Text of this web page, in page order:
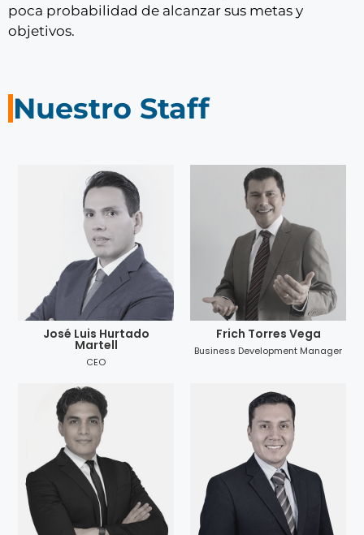
poca probabilidad de alcanzar sus metas y
objetivos.
Nuestro Staff
José Luis Hurtado
Martell
CEO
Frich Torres Vega
Business Development Manager